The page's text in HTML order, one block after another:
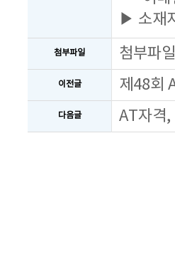
▶ 소재
첨부파일 첨부파
이전글 제48회
다음글 AT자격,